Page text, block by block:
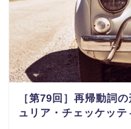
［第79回］再帰動詞
ュリア・チェッケッ